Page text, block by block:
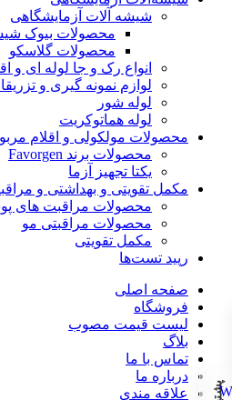
شیشه آلات آزمایشگاهی
محصولات بیوک
محصولات گلاسکو
انواع رک و جا لوله ای و
لوازم نمونه گیری و
لوله شور
لوله هماتوکریت
محصولات مولکولی و اقلام
محصولات برند Favorgen
یکتا تجهیز آزما
مکمل تقویتی و بهداشتی و
محصولات مراقبت های
محصولات مراقبتی مو
مکمل تقویتی
رپید تست‌ها
صفحه اصلی
فروشگاه
لیست قیمت مصوب
بلاگ
تماس با ما
درباره ما
علاقه مندی